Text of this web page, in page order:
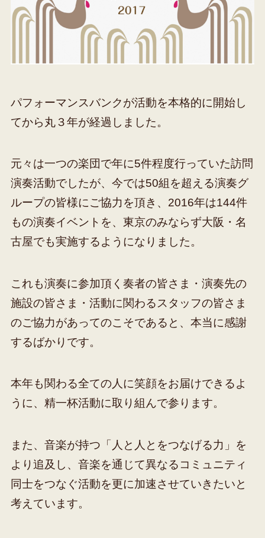
パフォーマンスバンクが活動を本格的に開始し
てから丸３年が経過しました。
元々は一つの楽団で年に5件程度行っていた訪問
演奏活動でしたが、今では50組を超える演奏グ
ループの皆様にご協力を頂き、2016年は144件
もの演奏イベントを、東京のみならず大阪・名
古屋でも実施するようになりました。
これも演奏に参加頂く奏者の皆さま・演奏先の
施設の皆さま・活動に関わるスタッフの皆さま
のご協力があってのこそであると、本当に感謝
するばかりです。
本年も関わる全ての人に笑顔をお届けできるよ
うに、精一杯活動に取り組んで参ります。
また、音楽が持つ「人と人とをつなげる力」を
より追及し、音楽を通じて異なるコミュニティ
同士をつなぐ活動を更に加速させていきたいと
考えています。